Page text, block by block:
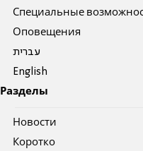
Специальные
Оповещения
עברית
English
Разделы
Новости
Коротко